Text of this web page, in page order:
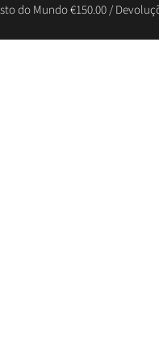
do Mundo €150.00 /